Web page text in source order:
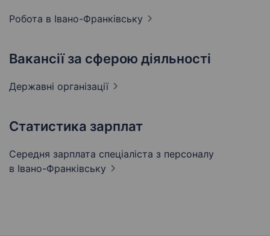
Робота в Івано-Франківську
Вакансії за сферою діяльності
Державні організації
Статистика зарплат
Середня зарплата спеціаліста з персоналу
в Івано-Франківську